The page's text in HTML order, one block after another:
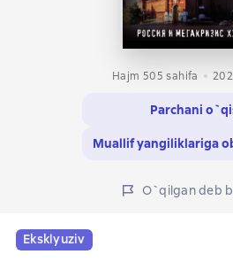
Hajm 505 sahifa
Parchani
Muallif yangiliklariga
O`qilgan deb
Eksklyuziv